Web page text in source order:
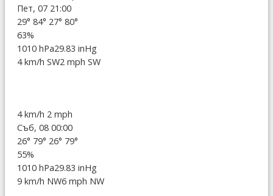
Пет, 07 21:00
29° 84° 27° 80°
63%
1010 hPa29.83 inHg
4 km/h SW2 mph SW
4 km/h 2 mph
Съб, 08 00:00
26° 79° 26° 79°
55%
1010 hPa29.83 inHg
9 km/h NW6 mph NW